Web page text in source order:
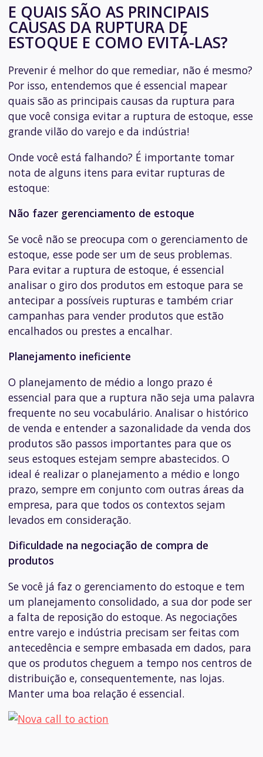
E QUAIS SÃO AS PRINCIPAIS
CAUSAS DA RUPTURA DE
ESTOQUE E COMO EVITÁ-LAS?
Prevenir é melhor do que remediar, não é mesmo?
Por isso, entendemos que é essencial mapear
quais são as principais causas da ruptura para
que você consiga evitar a ruptura de estoque, esse
grande vilão do varejo e da indústria!
Onde você está falhando? É importante tomar
nota de alguns itens para evitar rupturas de
estoque:
Não fazer gerenciamento de estoque
Se você não se preocupa com o gerenciamento de
estoque, esse pode ser um de seus problemas.
Para evitar a ruptura de estoque, é essencial
analisar o giro dos produtos em estoque para se
antecipar a possíveis rupturas e também criar
campanhas para vender produtos que estão
encalhados ou prestes a encalhar.
Planejamento ineficiente
O planejamento de médio a longo prazo é
essencial para que a ruptura não seja uma palavra
frequente no seu vocabulário. Analisar o histórico
de venda e entender a sazonalidade da venda dos
produtos são passos importantes para que os
seus estoques estejam sempre abastecidos. O
ideal é realizar o planejamento a médio e longo
prazo, sempre em conjunto com outras áreas da
empresa, para que todos os contextos sejam
levados em consideração.
Dificuldade na negociação de compra de
produtos
Se você já faz o gerenciamento do estoque e tem
um planejamento consolidado, a sua dor pode ser
a falta de reposição do estoque. As negociações
entre varejo e indústria precisam ser feitas com
antecedência e sempre embasada em dados, para
que os produtos cheguem a tempo nos centros de
distribuição e, consequentemente, nas lojas.
Manter uma boa relação é essencial.